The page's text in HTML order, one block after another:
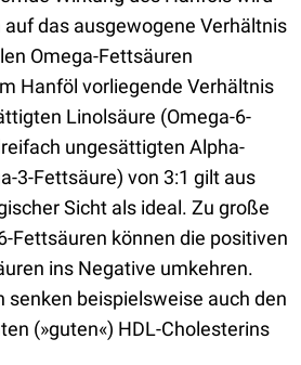
das ausgewogene Verhältnis
Omega-Fettsäuren
Hanföl vorliegende Verhältnis
Linolsäure (Omega-6-
ungesättigten Alpha-
3-Fettsäure) von 3:1 gilt aus
Sicht als ideal. Zu große
Fettsäuren können die positiven
ins Negative umkehren.
senken beispielsweise auch den
(»guten«) HDL-Cholesterins